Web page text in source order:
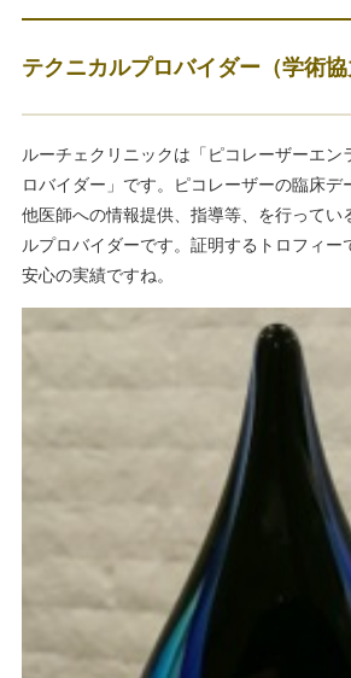
テクニカルプロバイダー（学術協
ルーチェクリニックは「ピコレーザーエン
ロバイダー」です。ピコレーザーの臨床デ
他医師への情報提供、指導等、を行ってい
ルプロバイダーです。証明するトロフィー
安心の実績ですね。